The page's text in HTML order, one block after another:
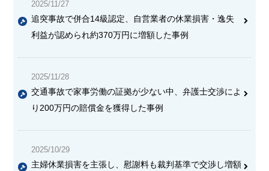
2025/11/27
追突事故で併合14級認定、自営業者の休業損害・逸失
利益が認められ約370万円に増額した事例
2025/11/28
交通事故で家事労働の証拠が少ない中、弁護士交渉によ
り200万円の賠償金を獲得した事例
2025/10/29
主婦休業損害を主張し、慰謝料も裁判基準で交渉し増額